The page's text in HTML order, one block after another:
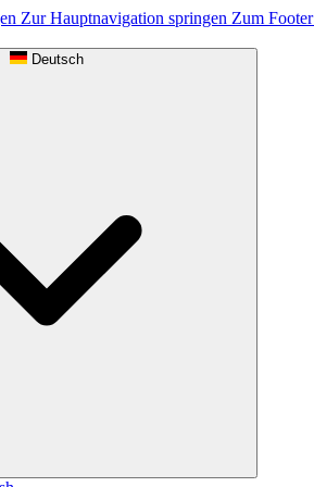
Zur Hauptnavigation springen Zum
Deutsch